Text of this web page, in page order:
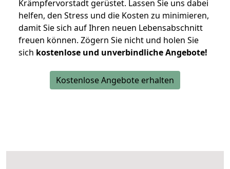
Krämpfervorstadt gerüstet. Lassen Sie uns dabei
helfen, den Stress und die Kosten zu minimieren,
damit Sie sich auf Ihren neuen Lebensabschnitt
freuen können. Zögern Sie nicht und holen Sie
sich kostenlose und unverbindliche Angebote!
Kostenlose Angebote erhalten